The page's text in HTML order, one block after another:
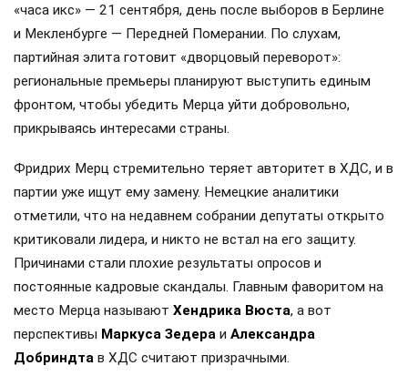
«часа икс» — 21 сентября, день после выборов в Берлине
и Мекленбурге — Передней Померании. По слухам,
партийная элита готовит «дворцовый переворот»:
региональные премьеры планируют выступить единым
фронтом, чтобы убедить Мерца уйти добровольно,
прикрываясь интересами страны.
Фридрих Мерц стремительно теряет авторитет в ХДС, и в
партии уже ищут ему замену. Немецкие аналитики
отметили, что на недавнем собрании депутаты открыто
критиковали лидера, и никто не встал на его защиту.
Причинами стали плохие результаты опросов и
постоянные кадровые скандалы. Главным фаворитом на
место Мерца называют Хендрика Вюста, а вот
перспективы Маркуса Зедера и Александра
Добриндта в ХДС считают призрачными.